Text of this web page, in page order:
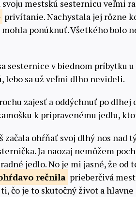
svoju mestskú sesternicu veľmi
privítanie. Nachystala jej rôzne
ponúknuť. Všetkého bolo
sesternice v biednom príbytku
lebo sa už veľmi dlho nevideli.
zajesť a oddýchnuť po dlhej
k pripravenému jedlu,
začala ohŕňať svoj dlhý nos nad
Ja naozaj nemôžem
jedlo. No je mi jasné, že od
rečnila prieberčivá
čo je to skutočný život a